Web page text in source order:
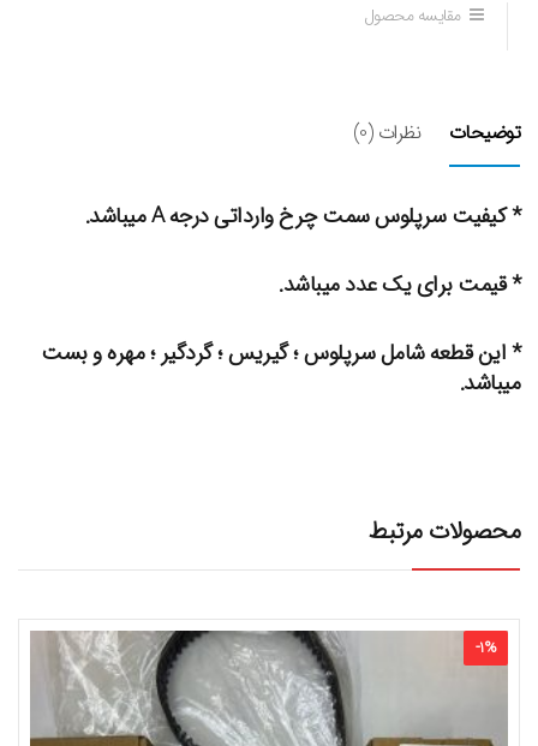
وی
مقایسه محصول
توضیحات نظرات (0)
* کیفیت سرپلوس سمت چرخ وارداتی درجه A میباشد.
* قیمت برای یک عدد میباشد.
* این قطعه شامل سرپلوس ؛ گیریس ؛ گردگیر ؛ مهره و بست
میباشد.
محصولات مرتبط
-1%